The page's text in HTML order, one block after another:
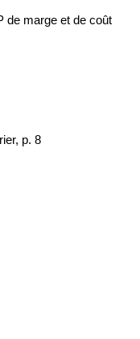
de marge et de coût
p. 8